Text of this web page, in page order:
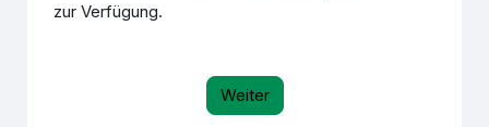
zur Verfügung.
Weiter